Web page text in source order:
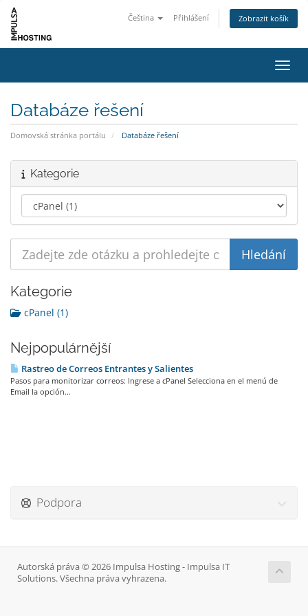
Čeština Přihlášení Zobrazit košík
Databáze řešení
Domovská stránka portálu Databáze řešení
Kategorie
Kategorie
cPanel (1)
Nejpopulárnější
Rastreo de Correos Entrantes y Salientes
Pasos para monitorizar correos: Ingrese a cPanel Selecciona en el menú de
Email la opción...
Podpora
Autorská práva © 2026 Impulsa Hosting - Impulsa IT
Solutions. Všechna práva vyhrazena.